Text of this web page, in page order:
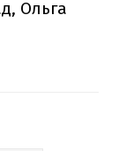
Ольга